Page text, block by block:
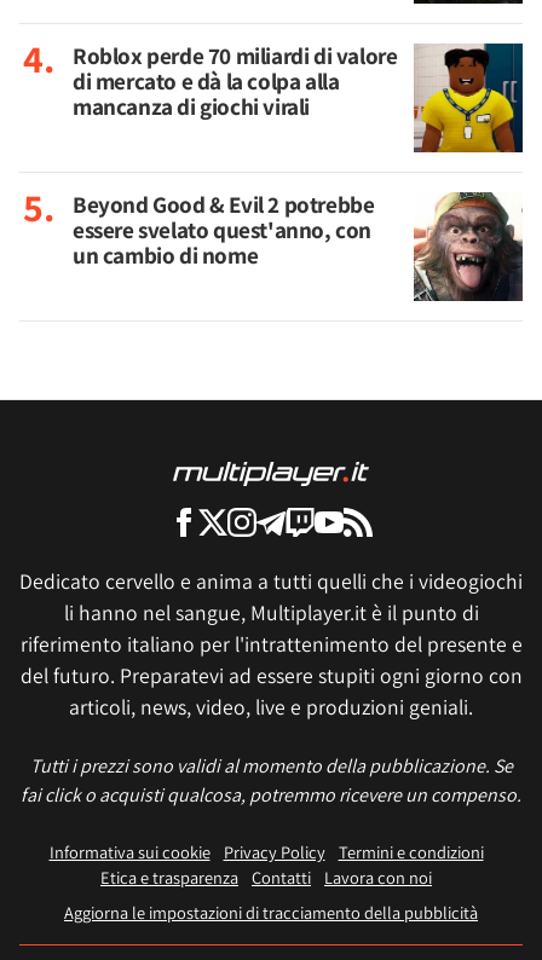
Roblox perde 70 miliardi di valore
di mercato e dà la colpa alla
mancanza di giochi virali
Beyond Good & Evil 2 potrebbe
essere svelato quest'anno, con
un cambio di nome
Dedicato cervello e anima a tutti quelli che i videogiochi
li hanno nel sangue, Multiplayer.it è il punto di
riferimento italiano per l'intrattenimento del presente e
del futuro. Preparatevi ad essere stupiti ogni giorno con
articoli, news, video, live e produzioni geniali.
Tutti i prezzi sono validi al momento della pubblicazione. Se
fai click o acquisti qualcosa, potremmo ricevere un compenso.
Informativa sui cookie Privacy Policy
Termini e condizioni
Etica e trasparenza Contatti
Lavora con noi
Aggiorna le impostazioni di tracciamento della pubblicità